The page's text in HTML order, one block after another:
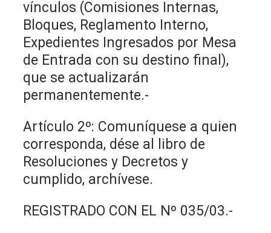
vínculos (Comisiones Internas,
Bloques, Reglamento Interno,
Expedientes Ingresados por Mesa
de Entrada con su destino final),
que se actualizarán
permanentemente.-
Artículo 2º: Comuníquese a quien
corresponda, dése al libro de
Resoluciones y Decretos y
cumplido, archívese.
REGISTRADO CON EL Nº 035/03.-